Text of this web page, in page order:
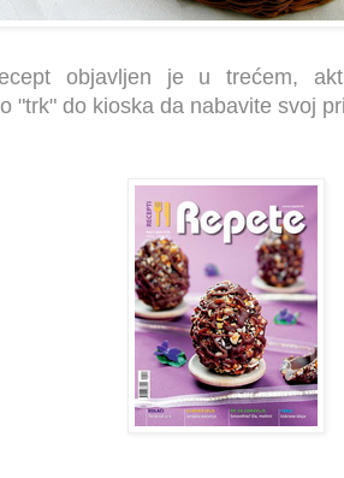
objavljen je u trećem,
"trk" do kioska da nabavite svoj